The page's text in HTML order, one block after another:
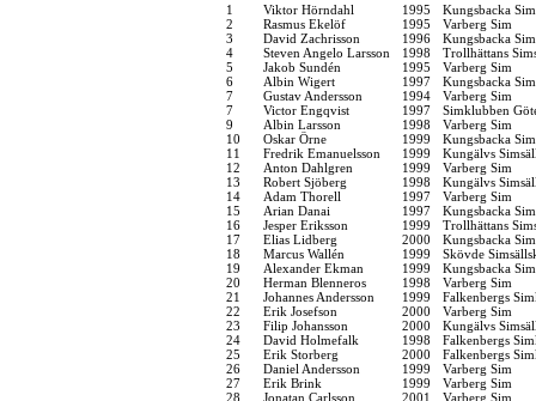
1 Viktor Hörndahl 1995
Kungsbacka
2
Rasmus Ekelöf 1995
Varberg Sim
3
David Zachrisson 1996
Kungsbacka
4
Steven Angelo Larsson 1998
Trollhättans
5
Jakob Sundén 1995
Varberg Sim
6
Albin Wigert 1997
Kungsbacka
7
Gustav Andersson 1994
Varberg Sim
7
Victor Engqvist 1997
Simklubben
9
Albin Larsson 1998
Varberg Sim
10
Oskar Örne 1999
Kungsbacka
11
Fredrik Emanuelsson 1999
Kungälvs
12
Anton Dahlgren 1999
Varberg Sim
13
Robert Sjöberg 1998
Kungälvs
14
Adam Thorell 1997
Varberg Sim
15
Arian Danai 1997
Kungsbacka
16
Jesper Eriksson 1999
Trollhättans
17
Elias Lidberg 2000
Kungsbacka
18
Marcus Wallén 1999
Skövde
19
Alexander Ekman 1999
Kungsbacka
20
Herman Blenneros 1998
Varberg Sim
21
Johannes Andersson 1999
Falkenbergs
22
Erik Josefson 2000
Varberg Sim
23
Filip Johansson 2000
Kungälvs
24
David Holmefalk 1998
Falkenbergs
25
Erik Storberg 2000
Falkenbergs
26
Daniel Andersson 1999
Varberg Sim
27
Erik Brink 1999
Varberg Sim
28
Jonatan Carlsson 2001
Varberg Sim